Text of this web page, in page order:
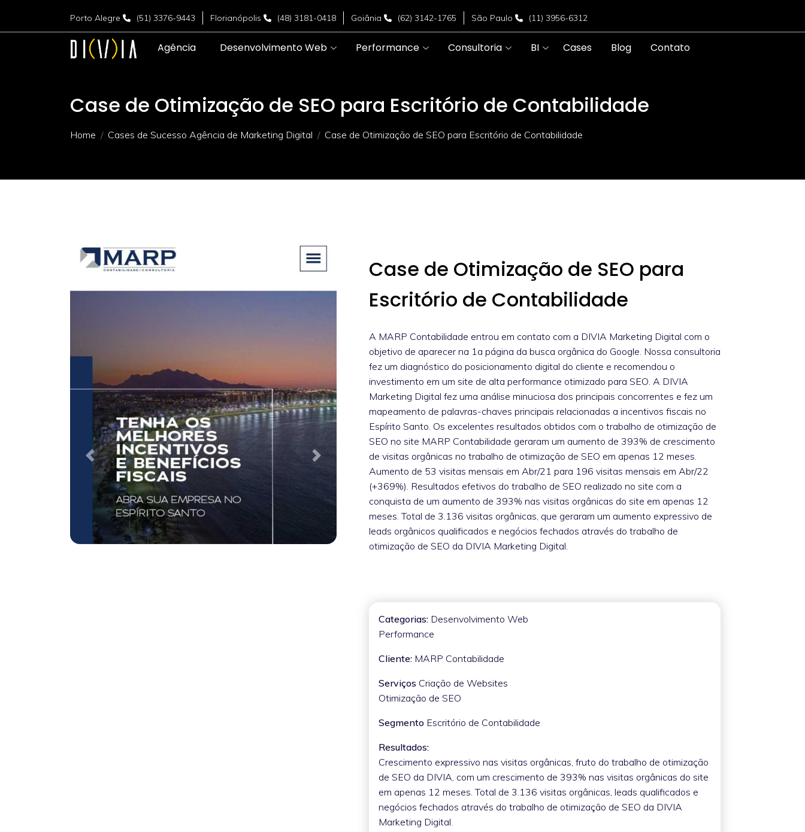
Porto Alegre (51) 3376-9443 Florianópolis (48) 3181-0418 Goiânia (62) 3142-1765 São Paulo (11) 3956-6312
Agência Desenvolvimento Web Performance Consultoria BI Cases Blog Contato
Case de Otimização de SEO para Escritório de Contabilidade
Home Cases de Sucesso Agência de Marketing Digital Case de Otimização de SEO para Escritório de Contabilidade
Case de Otimização de SEO para
Escritório de Contabilidade
A MARP Contabilidade entrou em contato com a DIVIA Marketing Digital com o
objetivo de aparecer na 1a página da busca orgânica do Google. Nossa consultoria
fez um diagnóstico do posicionamento digital do cliente e recomendou o
investimento em um site de alta performance otimizado para SEO. A DIVIA
Marketing Digital fez uma análise minuciosa dos principais concorrentes e fez um
mapeamento de palavras-chaves principais relacionadas a incentivos fiscais no
Espírito Santo. Os excelentes resultados obtidos com o trabalho de otimização de
SEO no site MARP Contabilidade geraram um aumento de 393% de crescimento
de visitas orgânicas no trabalho de otimização de SEO em apenas 12 meses.
Aumento de 53 visitas mensais em Abr/21 para 196 visitas mensais em Abr/22
(+369%). Resultados efetivos do trabalho de SEO realizado no site com a
conquista de um aumento de 393% nas visitas orgânicas do site em apenas 12
meses. Total de 3.136 visitas orgânicas, que geraram um aumento expressivo de
leads orgânicos qualificados e negócios fechados através do trabalho de
otimização de SEO da DIVIA Marketing Digital.
Categorias: Desenvolvimento Web
Performance
Cliente: MARP Contabilidade
Serviços Criação de Websites
Otimização de SEO
Segmento Escritório de Contabilidade
Resultados:
Crescimento expressivo nas visitas orgânicas, fruto do trabalho de otimização
de SEO da DIVIA, com um crescimento de 393% nas visitas orgânicas do site
em apenas 12 meses. Total de 3.136 visitas orgânicas, leads qualificados e
negócios fechados através do trabalho de otimização de SEO da DIVIA
Marketing Digital.